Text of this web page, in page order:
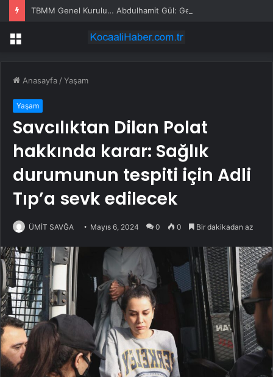
Menü
Anasayfa /Yaşam
Yaşam
Savcılıktan Dilan Polat
hakkında karar: Sağlık
durumunun tespiti için Adli
Tıp’a sevk edilecek
ÜMİT SAVĞA Mayıs 6, 2024 0 0 Bir dakikadan az